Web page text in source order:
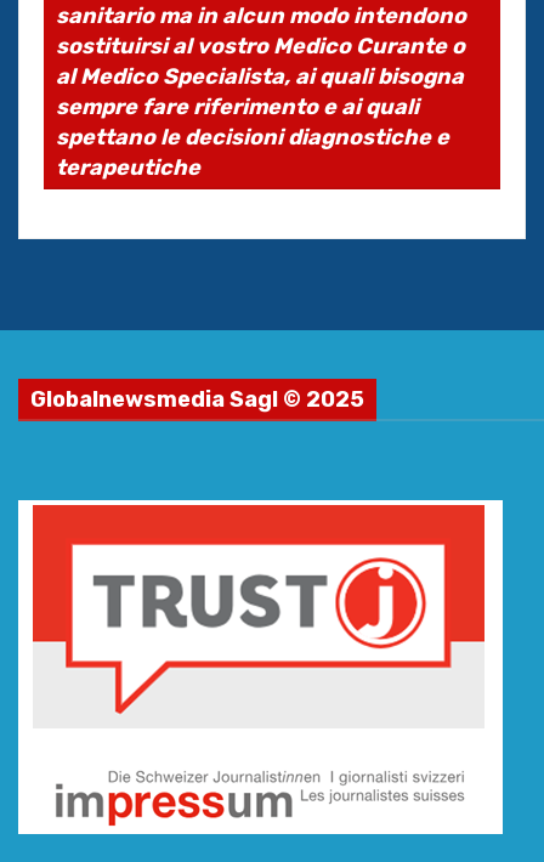
sanitario ma in alcun modo intendono
sostituirsi al vostro Medico Curante o
al Medico Specialista, ai quali bisogna
sempre fare riferimento e ai quali
spettano le decisioni diagnostiche e
terapeutiche
Globalnewsmedia Sagl © 2025